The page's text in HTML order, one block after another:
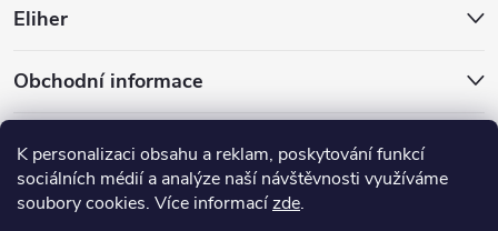
K personalizaci obsahu a reklam, poskytování funkcí
sociálních médií a analýze naší návštěvnosti využíváme
soubory cookies. Více informacízde.
Eliher
Obchodní informace
Partnerské weby